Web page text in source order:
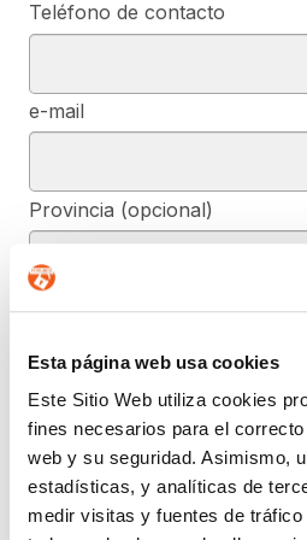
Esta página web usa cookies
Este Sitio Web utiliza cookies
fines necesarios para el
web y su seguridad. Asimismo,
estadísticas, y analíticas de
medir visitas y fuentes de
Teléfono de contacto
e-mail
Provincia (opcional)
Mensaje (opcional)
De conformidad con el RGPD y la
PRIVACIDAD DE DATOS, S.L. tratará
finalidad de contestar a las dudas y/o
del presente formulario y facilitar la
ejercer, si lo desea, los derechos de
supresión, y demás reconocidos en la
obtener más información acerca de